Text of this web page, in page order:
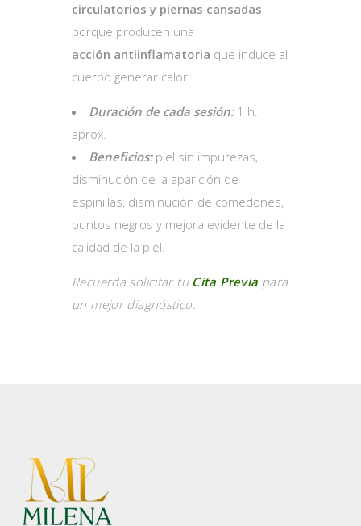
circulatorios y piernas cansadas,
porque producen una
acción antiinflamatoria que induce al
cuerpo generar calor.
Duración de cada sesión: 1 h.
aprox.
Beneficios: piel sin impurezas,
disminución de la aparición de
espinillas, disminución de comedones,
puntos negros y mejora evidente de la
calidad de la piel.
Recuerda solicitar tu Cita Previa para
un mejor diagnóstico.